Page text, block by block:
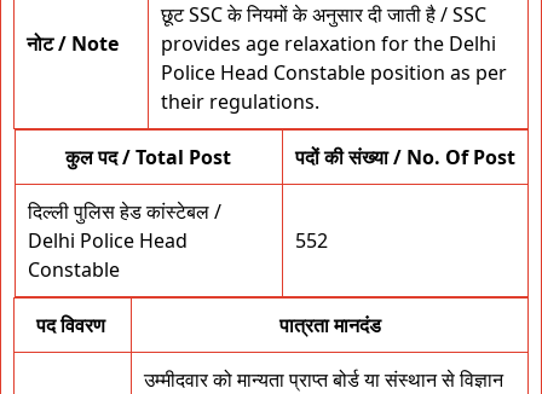
नोट / Note
छूट SSC के नियमों के अनुसार दी जाती है / SSC
provides age relaxation for the Delhi
Police Head Constable position as per
their regulations.
कुल पद / Total Post पदों की संख्या / No. Of Post
दिल्ली पुलिस हेड कांस्टेबल /
Delhi Police Head
Constable
552
पद विवरण पात्रता मानदंड
उम्मीदवार को मान्यता प्राप्त बोर्ड या संस्थान से विज्ञान